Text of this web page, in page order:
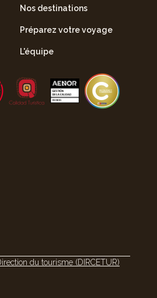
Nos destinations
Préparez votre voyage
L'équipe
du tourisme (DIRCETUR)